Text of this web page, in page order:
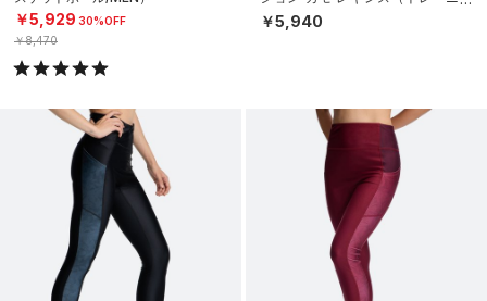
￥5,929 30%OFF
￥8,470
グ/MEN）
￥5,940